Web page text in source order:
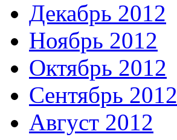
Декабрь 2012
Ноябрь 2012
Октябрь 2012
Сентябрь 2012
Август 2012